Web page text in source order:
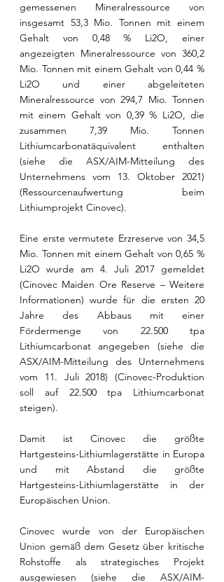
gemessenen Mineralressource von
insgesamt 53,3 Mio. Tonnen mit einem
Gehalt von 0,48 % Li2O, einer
angezeigten Mineralressource von 360,2
Mio. Tonnen mit einem Gehalt von 0,44 %
Li2O und einer abgeleiteten
Mineralressource von 294,7 Mio. Tonnen
mit einem Gehalt von 0,39 % Li2O, die
zusammen 7,39 Mio. Tonnen
Lithiumcarbonatäquivalent enthalten
(siehe die ASX/AIM-Mitteilung des
Unternehmens vom 13. Oktober 2021)
(Ressourcenaufwertung beim
Lithiumprojekt Cinovec).
Eine erste vermutete Erzreserve von 34,5
Mio. Tonnen mit einem Gehalt von 0,65 %
Li2O wurde am 4. Juli 2017 gemeldet
(Cinovec Maiden Ore Reserve – Weitere
Informationen) wurde für die ersten 20
Jahre des Abbaus mit einer
Fördermenge von 22.500 tpa
Lithiumcarbonat angegeben (siehe die
ASX/AIM-Mitteilung des Unternehmens
vom 11. Juli 2018) (Cinovec-Produktion
soll auf 22.500 tpa Lithiumcarbonat
steigen).
Damit ist Cinovec die größte
Hartgesteins-Lithiumlagerstätte in Europa
und mit Abstand die größte
Hartgesteins-Lithiumlagerstätte in der
Europäischen Union.
Cinovec wurde von der Europäischen
Union gemäß dem Gesetz über kritische
Rohstoffe als strategisches Projekt
ausgewiesen (siehe die ASX/AIM-